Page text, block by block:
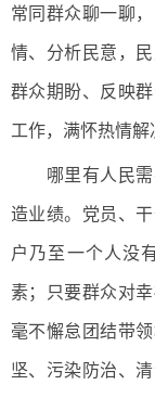
常同群众聊一聊
情、分析民意，
群众期盼、反映
工作，满怀热情解
哪里有人民需
造业绩。党员、
户乃至一个人没
素；只要群众对
毫不懈怠团结带
坚、污染防治、